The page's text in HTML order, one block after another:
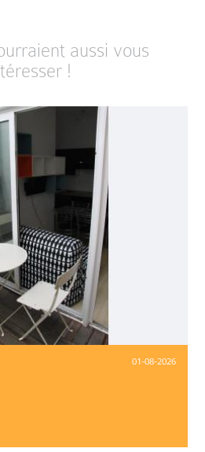
aussi vous
!
01-08-2026